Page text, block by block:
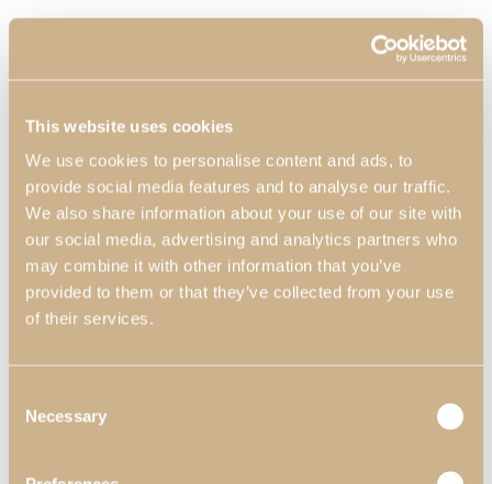
This website uses cookies
We use cookies to personalise content and ads, to
provide social media features and to analyse our traffic.
We also share information about your use of our site with
our social media, advertising and analytics partners who
may combine it with other information that you’ve
provided to them or that they’ve collected from your use
of their services.
Selection
Necessary